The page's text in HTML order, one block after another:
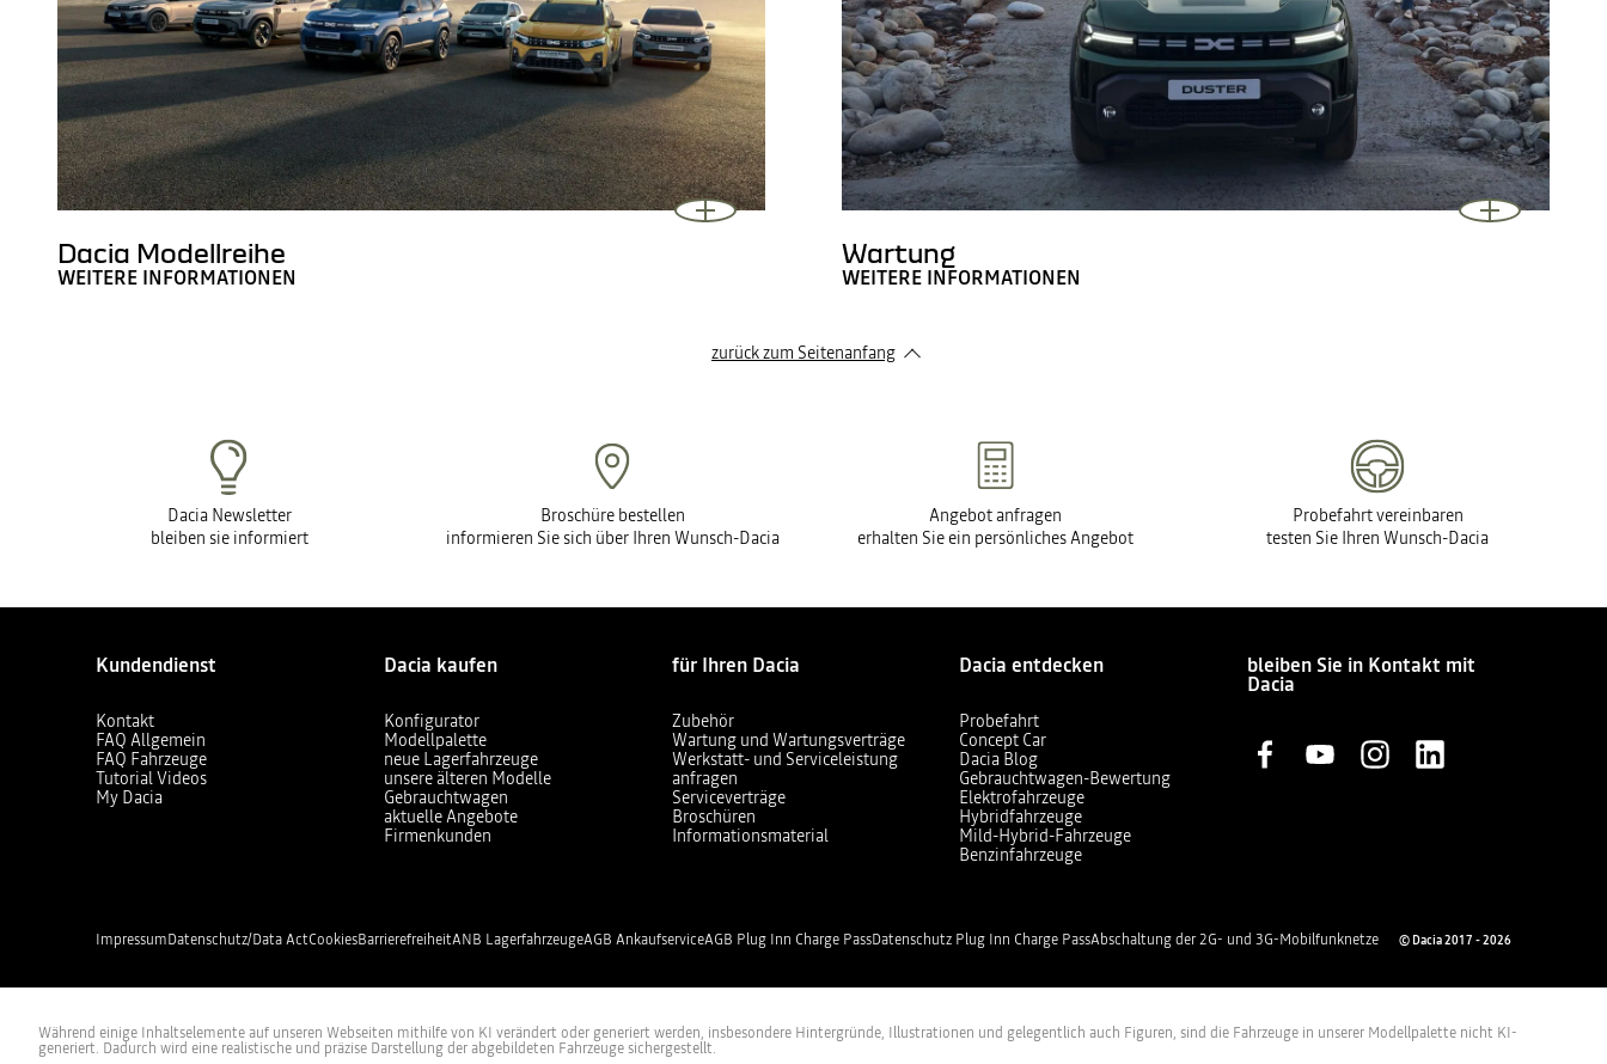
Dacia Modellreihe
WEITERE INFORMATIONEN
Wartung
WEITERE INFORMATIONEN
zurück zum Seitenanfang
Dacia Newsletter
bleiben sie informiert
Broschüre bestellen
informieren Sie sich über Ihren Wunsch-Dacia
Angebot anfragen
erhalten Sie ein persönliches Angebot
Probefahrt vereinbaren
testen Sie Ihren Wunsch-Dacia
Kundendienst
Kontakt
FAQ Allgemein
FAQ Fahrzeuge
Tutorial Videos
My Dacia
Dacia kaufen
Konfigurator
Modellpalette
neue Lagerfahrzeuge
unsere älteren Modelle
Gebrauchtwagen
aktuelle Angebote
Firmenkunden
für Ihren Dacia
Zubehör
Wartung und Wartungsverträge
Werkstatt- und Serviceleistung
anfragen
Serviceverträge
Broschüren
Informationsmaterial
Dacia entdecken
Probefahrt
Concept Car
Dacia Blog
Gebrauchtwagen-Bewertung
Elektrofahrzeuge
Hybridfahrzeuge
Mild-Hybrid-Fahrzeuge
Benzinfahrzeuge
bleiben Sie in Kontakt mit
Dacia
ImpressumDatenschutz/Data ActCookiesBarrierefreiheitANB LagerfahrzeugeAGB AnkaufserviceAGB Plug Inn Charge PassDatenschutz Plug Inn Charge PassAbschaltung der 2G- und 3G-Mobilfunknetze © Dacia 2017 - 2026
Während einige Inhaltselemente auf unseren Webseiten mithilfe von KI verändert oder generiert werden, insbesondere Hintergründe, Illustrationen und gelegentlich auch Figuren, sind die Fahrzeuge in unserer Modellpalette nicht KI-
generiert. Dadurch wird eine realistische und präzise Darstellung der abgebildeten Fahrzeuge sichergestellt.